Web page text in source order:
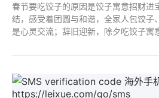
春节要吃饺子的原因是饺子寓意招财进
结，感受着团圆与和谐，全家人包饺子
是心灵交流；辞旧迎新，除夕吃饺子寓